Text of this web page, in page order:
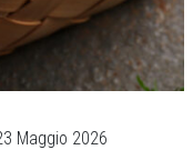
Maggio 2026